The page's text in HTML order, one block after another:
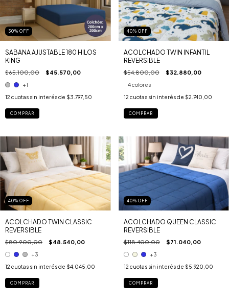
30% OFF
SABANA AJUSTABLE 180 HILOS
KING
$65.100,00 $45.570,00
+1
12 cuotas sin interés de $3.797,50
COMPRAR
40% OFF
ACOLCHADO TWIN INFANTIL
REVERSIBLE
$54.800,00 $32.880,00
4 colores
12 cuotas sin interés de $2.740,00
COMPRAR
40% OFF
ACOLCHADO TWIN CLASSIC
REVERSIBLE
$80.900,00 $48.540,00
+3
12 cuotas sin interés de $4.045,00
COMPRAR
40% OFF
ACOLCHADO QUEEN CLASSIC
REVERSIBLE
$118.400,00 $71.040,00
+3
12 cuotas sin interés de $5.920,00
COMPRAR